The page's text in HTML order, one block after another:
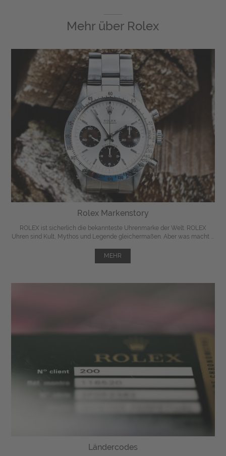
Mehr über Rolex
Rolex Markenstory
ROLEX ist sicherlich die bekannteste Uhrenmarke der Welt. ROLEX
Uhren sind Kult, Mythos und Legende gleichermaßen. Aber was macht ...
MEHR
Ländercodes